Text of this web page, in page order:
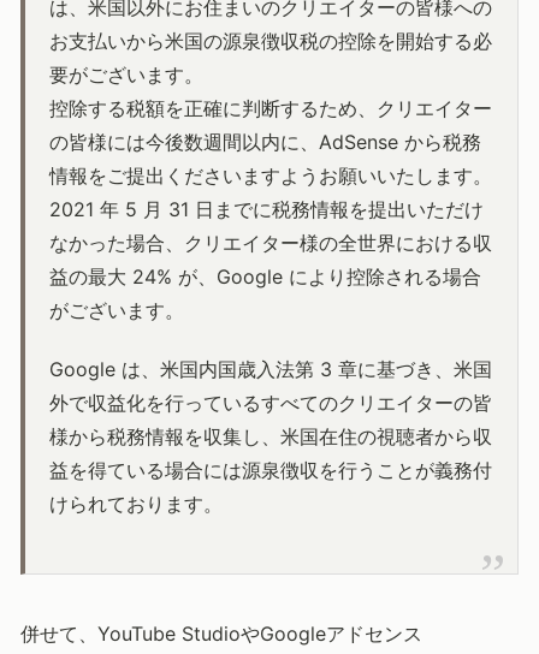
は、米国以外にお住まいのクリエイターの皆様への
お支払いから米国の源泉徴収税の控除を開始する必
要がございます。
控除する税額を正確に判断するため、クリエイター
の皆様には今後数週間以内に、AdSense から税務
情報をご提出くださいますようお願いいたします。
2021 年 5 月 31 日までに税務情報を提出いただけ
なかった場合、クリエイター様の全世界における収
益の最大 24% が、Google により控除される場合
がございます。
Google は、米国内国歳入法第 3 章に基づき、米国
外で収益化を行っているすべてのクリエイターの皆
様から税務情報を収集し、米国在住の視聴者から収
益を得ている場合には源泉徴収を行うことが義務付
けられております。
併せて、YouTube StudioやGoogleアドセンス